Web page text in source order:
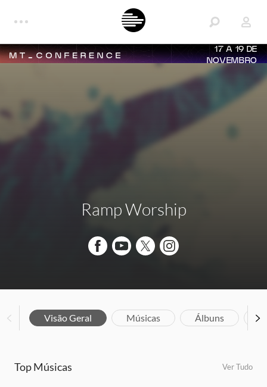
17 A 19 DE
NOVEMBRO
Ramp Worship
Visão Geral Músicas Álbuns
Top Músicas Ver Tudo